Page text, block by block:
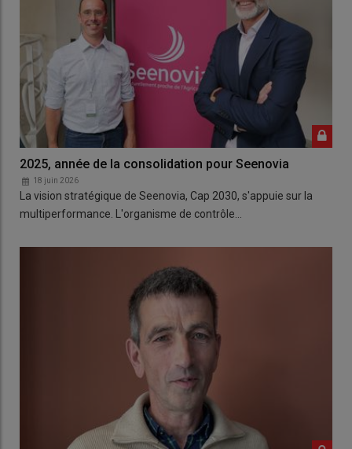
2025, année de la consolidation pour Seenovia
18 juin 2026
La vision stratégique de Seenovia, Cap 2030, s'appuie sur la
multiperformance. L'organisme de contrôle…